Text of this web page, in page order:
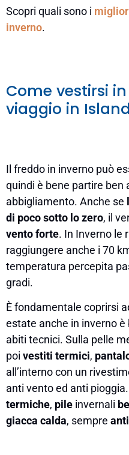
Scopri quali sono i
inverno.
Come vestirsi
viaggio in
Il freddo in inverno può
quindi è bene partire ben
abbigliamento. Anche se
di poco sotto lo zero, il
vento forte. In Inverno le
raggiungere anche i 70
temperatura percepita
gradi.
È fondamentale coprirsi
estate anche in inverno è
abiti tecnici. Sulla pelle
poi vestiti termici,
all’interno con un
anti vento ed anti
termiche, pile invernali
giacca calda, sempre